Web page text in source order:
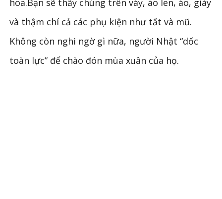
và thậm chí cả các phụ kiện như tất và mũ.
Không còn nghi ngờ gì nữa, người Nhật “dốc
toàn lực” để chào đón mùa xuân của họ.